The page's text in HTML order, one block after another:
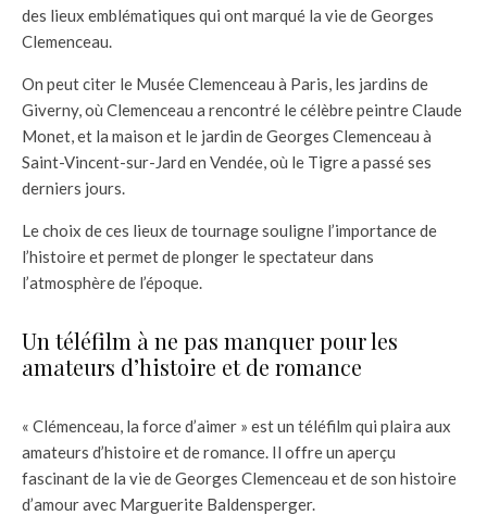
des lieux emblématiques qui ont marqué la vie de Georges
Clemenceau.
On peut citer le Musée Clemenceau à Paris, les jardins de
Giverny, où Clemenceau a rencontré le célèbre peintre Claude
Monet, et la maison et le jardin de Georges Clemenceau à
Saint-Vincent-sur-Jard en Vendée, où le Tigre a passé ses
derniers jours.
Le choix de ces lieux de tournage souligne l’importance de
l’histoire et permet de plonger le spectateur dans
l’atmosphère de l’époque.
Un téléfilm à ne pas manquer pour les
amateurs d’histoire et de romance
« Clémenceau, la force d’aimer » est un téléfilm qui plaira aux
amateurs d’histoire et de romance. Il offre un aperçu
fascinant de la vie de Georges Clemenceau et de son histoire
d’amour avec Marguerite Baldensperger.